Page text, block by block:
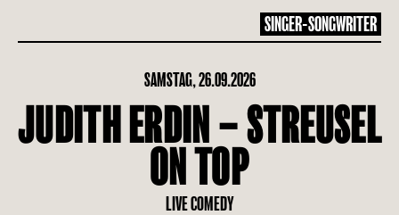
SINGER-SONGWRITER
SAMSTAG, 26.09.2026
JUDITH ERDIN – STREUSEL
ON TOP
LIVE COMEDY